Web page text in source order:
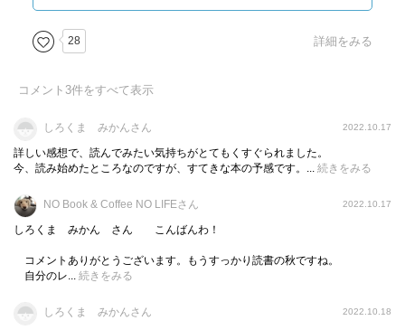
28 詳細をみる
コメント 3件をすべて表示
しろくま みかんさん 2022.10.17
詳しい感想で、読んでみたい気持ちがとてもくすぐられました。
今、読み始めたところなのですが、すてきな本の予感です。... 続きをみる
NO Book & Coffee NO LIFEさん 2022.10.17
しろくま みかん さん こんばんわ！
コメントありがとうございます。もうすっかり読書の秋ですね。
自分のレ... 続きをみる
しろくま みかんさん 2022.10.18